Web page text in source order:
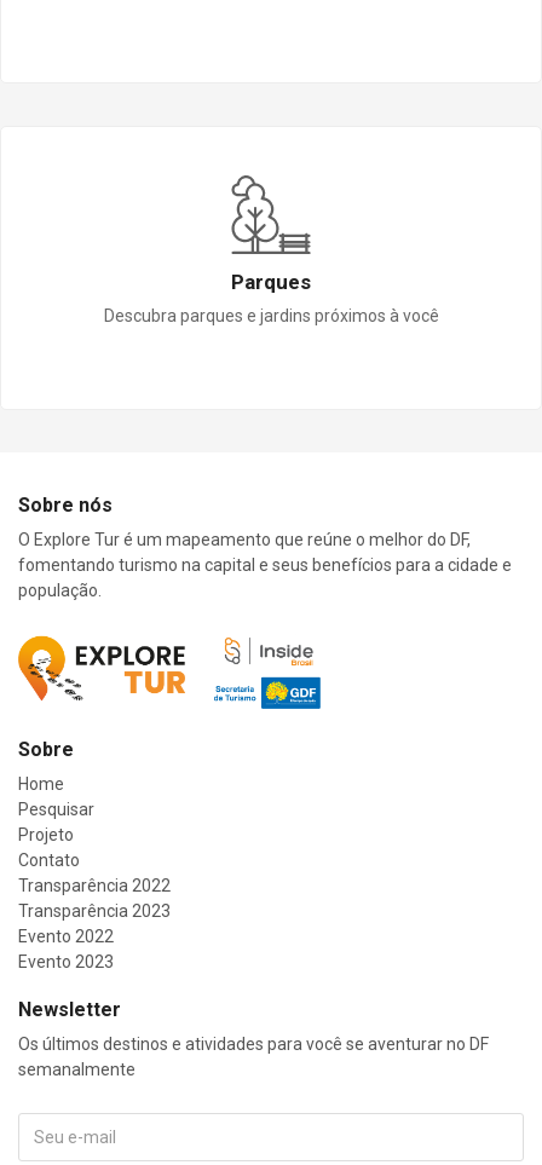
Parques
Descubra parques e jardins próximos à você
Sobre nós
O Explore Tur é um mapeamento que reúne o melhor do DF,
fomentando turismo na capital e seus benefícios para a cidade e
população.
Sobre
Home
Pesquisar
Projeto
Contato
Transparência 2022
Transparência 2023
Evento 2022
Evento 2023
Newsletter
Os últimos destinos e atividades para você se aventurar no DF
semanalmente